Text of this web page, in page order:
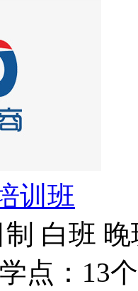
训班
白班 晚
点：13个